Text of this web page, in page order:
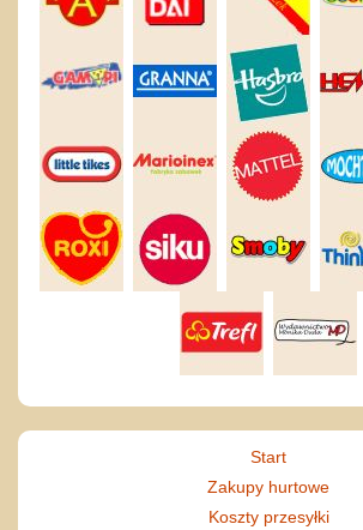
Start
Zakupy hurtowe
Koszty przesyłki